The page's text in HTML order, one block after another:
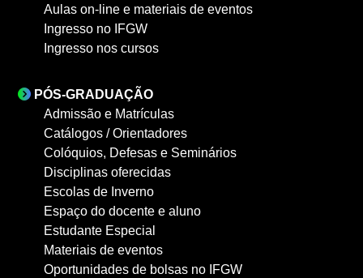
Aulas on-line e materiais de eventos
Ingresso no IFGW
Ingresso nos cursos
PÓS-GRADUAÇÃO
Admissão e Matrículas
Catálogos / Orientadores
Colóquios, Defesas e Seminários
Disciplinas oferecidas
Escolas de Inverno
Espaço do docente e aluno
Estudante Especial
Materiais de eventos
Oportunidades de bolsas no IFGW